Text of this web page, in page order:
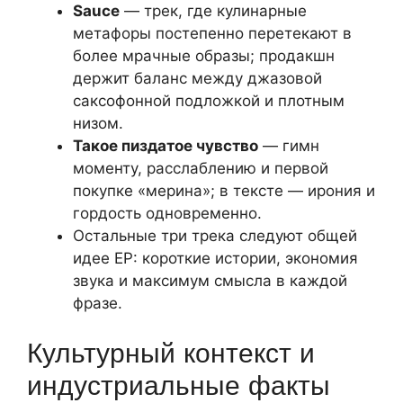
Sauce — трек, где кулинарные
метафоры постепенно перетекают в
более мрачные образы; продакшн
держит баланс между джазовой
саксофонной подложкой и плотным
низом.
Такое пиздатое чувство — гимн
моменту, расслаблению и первой
покупке «мерина»; в тексте — ирония и
гордость одновременно.
Остальные три трека следуют общей
идее EP: короткие истории, экономия
звука и максимум смысла в каждой
фразе.
Культурный контекст и
индустриальные факты